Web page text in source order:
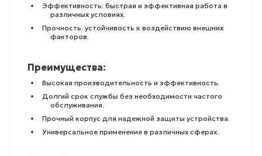
Эффективность: быстрая и эффективная работа в
различных условиях.
Прочность: устойчивость к воздействию внешних
факторов.
Преимущества:
Высокая производительность и эффективность.
Долгий срок службы без необходимости частого
обслуживания.
Прочный корпус для надежной защиты устройства.
Универсальное применение в различных сферах.